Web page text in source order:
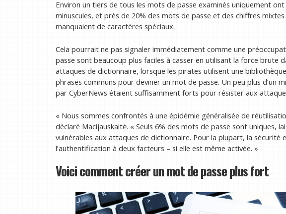
Environ un tiers de tous les mots de passe examinés uniquement
minuscules, et près de 20% des mots de passe et des chiffres
manquaient de caractères spéciaux.
Cela pourrait ne pas signaler immédiatement comme une
passe sont beaucoup plus faciles à casser en utilisant la force brute
attaques de dictionnaire, lorsque les pirates utilisent une
phrases communs pour deviner un mot de passe. Un peu plus d’un
par CyberNews étaient suffisamment forts pour résister aux
« Nous sommes confrontés à une épidémie généralisée de
déclaré Macijauskaitė. « Seuls 6% des mots de passe sont uniques,
vulnérables aux attaques de dictionnaire. Pour la plupart, la sécurité
l’authentification à deux facteurs – si elle est même activée. »
Voici comment créer un mot de passe plus fort